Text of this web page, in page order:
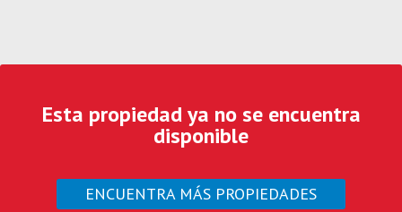
Esta propiedad ya no se encuentra
disponible
ENCUENTRA MÁS PROPIEDADES